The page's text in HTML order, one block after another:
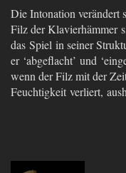
Die Intonation verändert
Filz der Klavierhämmer
das Spiel in seiner
er ‘abgeflacht’ und
wenn der Filz mit der
Feuchtigkeit verliert,